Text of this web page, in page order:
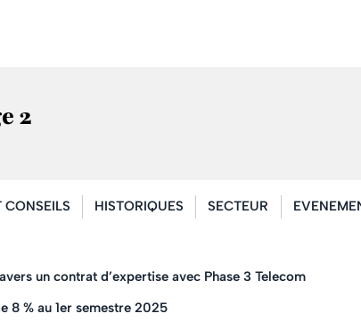
2
CONSEILS HISTORIQUES SECTEUR
un contrat d’expertise avec Phase 3 Telecom
8 % au 1er semestre 2025